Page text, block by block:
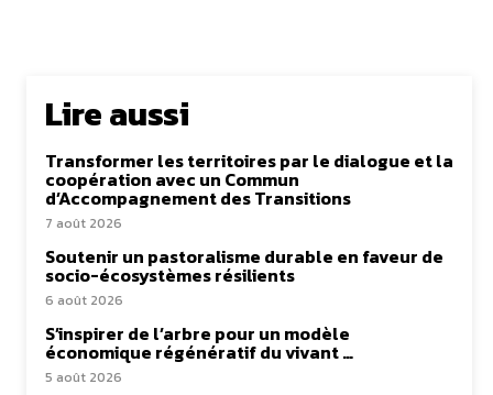
Lire aussi
Transformer les territoires par le dialogue et la
coopération avec un Commun
d’Accompagnement des Transitions
7 août 2026
Soutenir un pastoralisme durable en faveur de
socio-écosystèmes résilients
6 août 2026
S’inspirer de l’arbre pour un modèle
économique régénératif du vivant …
5 août 2026